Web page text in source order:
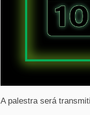
A palestra será